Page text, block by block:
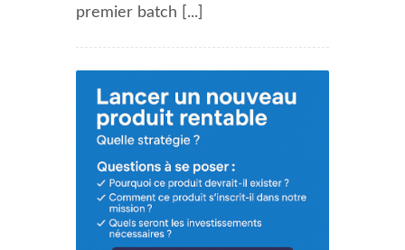
premier batch [...]